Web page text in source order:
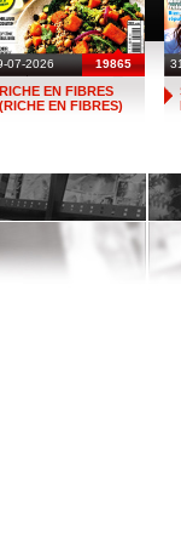
07-2026 19865
RICHE EN FIBRES
(RICHE EN FIBRES)